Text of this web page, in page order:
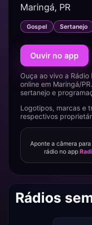
Maringá, PR
Gospel Sertanejo
Ouvir no app
Ouça ao vivo a Rádio
online em Maringá/
sertanejo e
Logotipos, marcas e
respectivos
Aponte a câmera
rádio no app
Rádios